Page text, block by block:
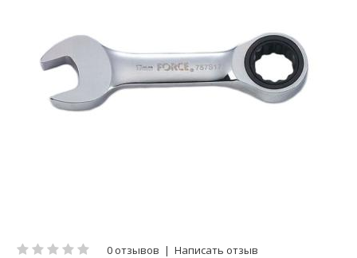
0 отзывов | Написать отзыв